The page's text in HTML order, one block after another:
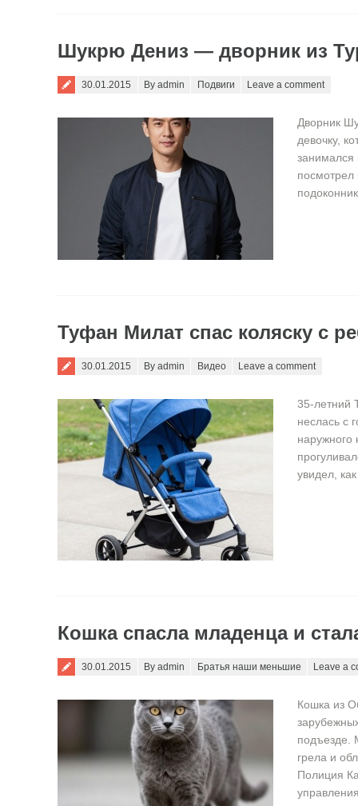
Шукрю Дениз — дворник из
Posted on
30.01.2015 By admin Подвиги Leave a comment
Дворник
девочку,
занимался
посмотрел
Туфан Милат спас коляску с
Posted on
30.01.2015 By admin Видео Leave a comment
35-летний
неслась с
увидел,
Кошка спасла младенца и
Posted on
30.01.2015 By admin Братья наши меньшие Leave a
Кошка из
подъезде.
грела и
Полиция